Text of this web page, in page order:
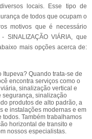
locais. Esse tipo de
de todos que ocupam o
motivos que é necessário
SINALIZAÇÃO VIÁRIA, que
mais opções acerca de:
Quando trata-se de
encontra serviços como o
sinalização vertical e
sinalização
produtos de alto padrão, a
e instalações modernas e em
Também trabalhamos
horizontal de transito e
nossos especialistas.